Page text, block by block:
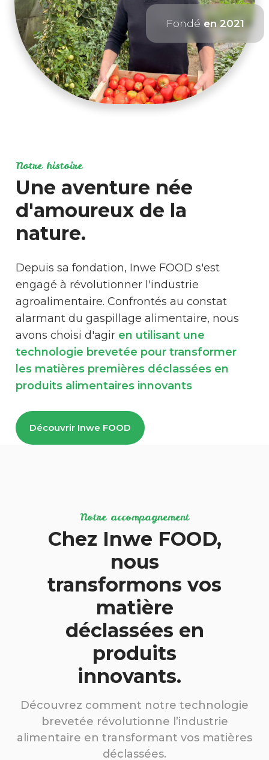
Fondé en 2021
Notre histoire
Une aventure née
d'amoureux de la
nature.
Depuis sa fondation, Inwe FOOD s'est
engagé à révolutionner l'industrie
agroalimentaire. Confrontés au constat
alarmant du gaspillage alimentaire, nous
avons choisi d'agir en utilisant une
technologie brevetée pour transformer
les matières premières déclassées en
produits alimentaires innovants
Découvrir Inwe FOOD
Notre accompagnement
Chez Inwe FOOD,
nous
transformons vos
matière
déclassées en
produits
innovants.
Découvrez comment notre technologie
brevetée révolutionne l’industrie
alimentaire en transformant vos matières
déclassées.